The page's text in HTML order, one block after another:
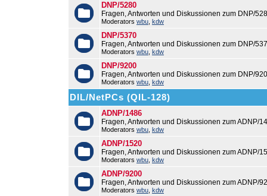
DNP/5280
Fragen, Antworten und Diskussionen zum DNP/
Moderators wbu kdw
DNP/5370
Fragen, Antworten und Diskussionen zum DNP/
Moderators wbu kdw
DNP/9200
Fragen, Antworten und Diskussionen zum DNP/
Moderators wbu kdw
DIL/NetPCs (QIL-128)
ADNP/1486
Fragen, Antworten und Diskussionen zum ADNP/
Moderators wbu kdw
ADNP/1520
Fragen, Antworten und Diskussionen zum ADNP/
Moderators wbu kdw
ADNP/9200
Fragen, Antworten und Diskussionen zum ADNP/
Moderators wbu kdw